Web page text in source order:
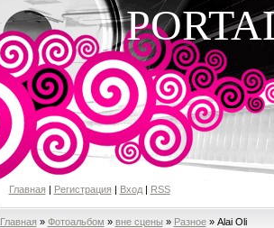
Главная| Регистрация| Вход| RSS
Главная » Фотоальбом » вне сцены » Разное» Alai Oli